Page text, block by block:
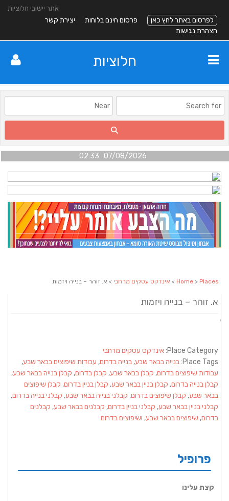
אתר יישובי חלוציות
לפרסום באתר לחץ כאן
פרסום חינם בלוחות
יצירת קשר
הצהרת נגישות
חלוציות
07/08/2026 02:33
Home > Places
> אינדקס עסקים מרחבי > א. זוהר – בנייה ויזמות
א. זוהר – בנייה ויזמות
Place Category: אינדקס עסקים מרחבי
Place Tags: בנייה בבאר שבע, בנייה בדרום, עבודות שיפוצים בבאר שבע,
עבודות שיפוצים בדרום, קבלן בבאר שבע, קבלן בדרום, קבלן בנייה בבאר שבע,
קבלן בנייה בדרום, קבלן בניין בבאר שבע, קבלן בניין בדרום, קבלן שיפוצים
בבאר שבע, קבלן שיפוצים בדרום, קבלני בנייה בבאר שבע, קבלני בנייה בדרום,
קבלני בניין בבאר שבע, קבלני בניין בדרום, קבלנים בבאר שבע, קבלנים
בדרום, שיפוצים בבאר שבע, ושיפוצים בדרום
פרופיל
קצת עלינו